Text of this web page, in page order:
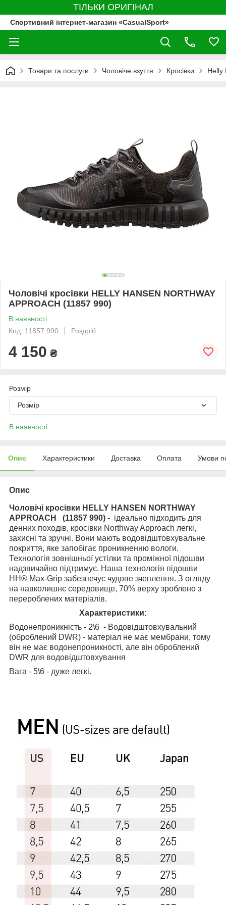
ТІЛЬКИ ОРИГІНАЛ
Спортивний інтернет-магазин «CasualSport»
Товари та послуги Чоловіче взуття Кросівки Helly
Чоловічі кросівки HELLY HANSEN NORTHWAY
APPROACH (11857 990)
В наявності
Код: 11857 990
Роздріб
4 150 ₴
Розмір
Розмір
В наявності
Опис Характеристики Доставка Оплата Умови
Опис
Чоловічі кросівки HELLY HANSEN NORTHWAY
APPROACH (11857 990) - ідеально підходить для
денних походів, кросівки Northway Approach легкі,
захисні та зручні. Вони мають водовідштовхувальне
покриття, яке запобігає проникненню вологи.
Технологія зовнішньої устілки та проміжної підошви
надзвичайно підтримує. Наша технологія підошви
HH® Max-Grip забезпечує чудове зчеплення. З огляду
на навколишнє середовище, 70% верху зроблено з
перероблених матеріалів.
Характеристики:
Водонепроникність - 2\6 - Водовідштовхувальний
(оброблений DWR) - матеріал не має мембрани, тому
він не має водонепроникності, але він оброблений
DWR для водовідштовхування
Вага - 5\6 - дуже легкі.